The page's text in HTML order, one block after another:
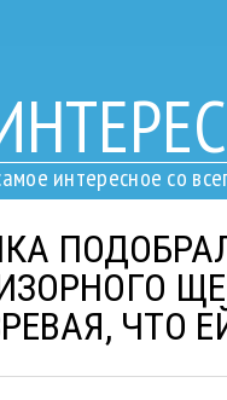
интересное со
ЧТО